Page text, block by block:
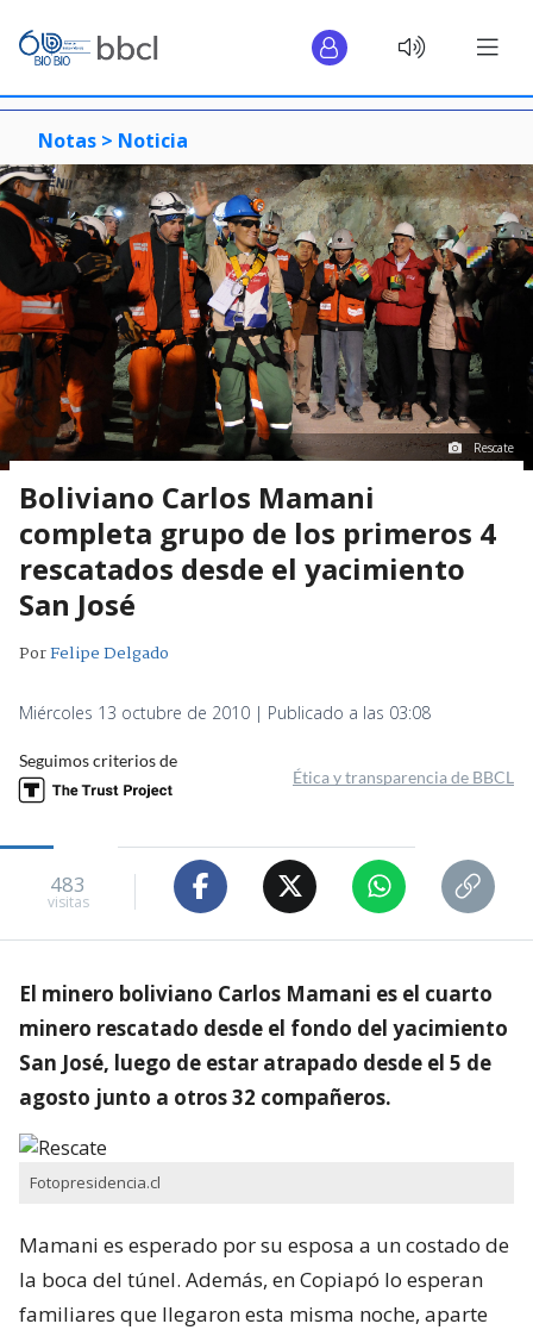
Notas > Noticia
Rescate
Boliviano Carlos Mamani
completa grupo de los primeros 4
rescatados desde el yacimiento
San José
PorFelipe Delgado
Miércoles 13 octubre de 2010 | Publicado a las 03:08
Seguimos criterios de
Ética y transparencia de BBCL
483
visitas
El minero boliviano Carlos Mamani es el cuarto
minero rescatado desde el fondo del yacimiento
San José, luego de estar atrapado desde el 5 de
agosto junto a otros 32 compañeros.
Fotopresidencia.cl
Mamani es esperado por su esposa a un costado de
la boca del túnel. Además, en Copiapó lo esperan
familiares que llegaron esta misma noche, aparte